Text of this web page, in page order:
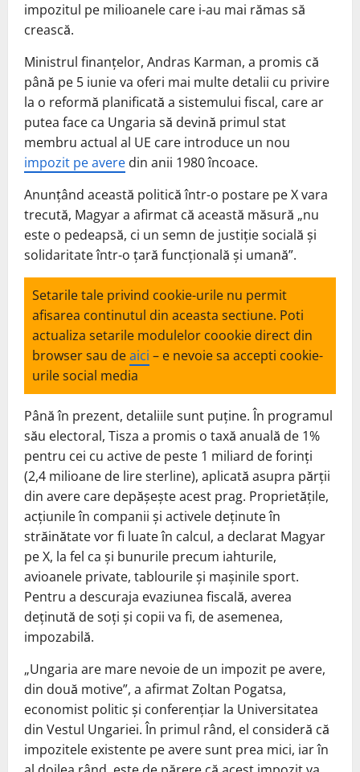
impozitul pe milioanele care i-au mai rămas să
crească.
Ministrul finanțelor, Andras Karman, a promis că
până pe 5 iunie va oferi mai multe detalii cu privire
la o reformă planificată a sistemului fiscal, care ar
putea face ca Ungaria să devină primul stat
membru actual al UE care introduce un nou
impozit pe avere din anii 1980 încoace.
Anunțând această politică într-o postare pe X vara
trecută, Magyar a afirmat că această măsură „nu
este o pedeapsă, ci un semn de justiție socială și
solidaritate într-o țară funcțională și umană”.
Setarile tale privind cookie-urile nu permit
afisarea continutul din aceasta sectiune. Poti
actualiza setarile modulelor coookie direct din
browser sau deaici – e nevoie sa accepti cookie-
urile social media
Până în prezent, detaliile sunt puține. În programul
său electoral, Tisza a promis o taxă anuală de 1%
pentru cei cu active de peste 1 miliard de forinți
(2,4 milioane de lire sterline), aplicată asupra părții
din avere care depășește acest prag. Proprietățile,
acțiunile în companii și activele deținute în
străinătate vor fi luate în calcul, a declarat Magyar
pe X, la fel ca și bunurile precum iahturile,
avioanele private, tablourile și mașinile sport.
Pentru a descuraja evaziunea fiscală, averea
deținută de soți și copii va fi, de asemenea,
impozabilă.
„Ungaria are mare nevoie de un impozit pe avere,
din două motive”, a afirmat Zoltan Pogatsa,
economist politic și conferențiar la Universitatea
din Vestul Ungariei. În primul rând, el consideră că
impozitele existente pe avere sunt prea mici, iar în